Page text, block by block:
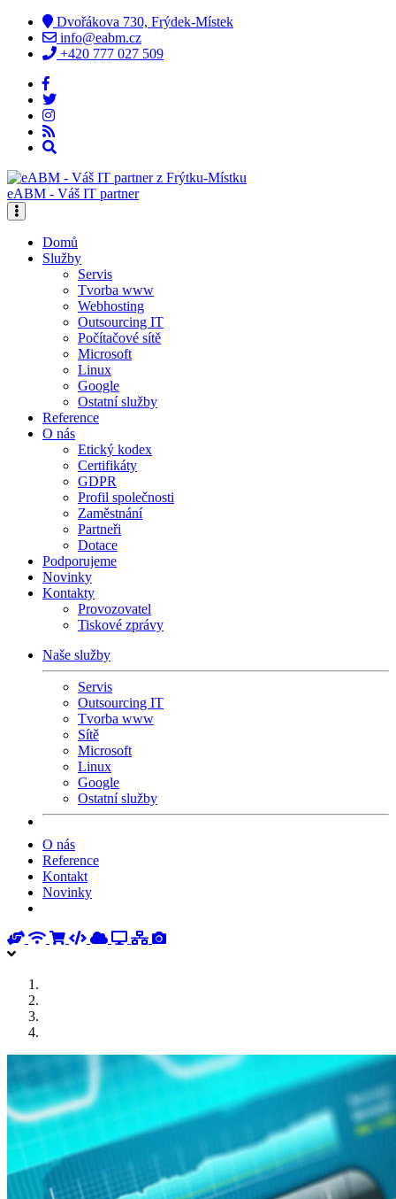
Dvořákova 730, Frýdek-Místek
info@eabm.cz
+420 777 027 509
eABM - Váš IT partner
Domů
Služby
Servis
Tvorba www
Webhosting
Outsourcing IT
Počítačové sítě
Microsoft
Linux
Google
Ostatní služby
Reference
O nás
Etický kodex
Certifikáty
GDPR
Profil společnosti
Zaměstnání
Partneři
Dotace
Podporujeme
Novinky
Kontakty
Provozovatel
Tiskové zprávy
Naše služby
Servis
Outsourcing IT
Tvorba www
Sítě
Microsoft
Linux
Google
Ostatní služby
O nás
Reference
Kontakt
Novinky